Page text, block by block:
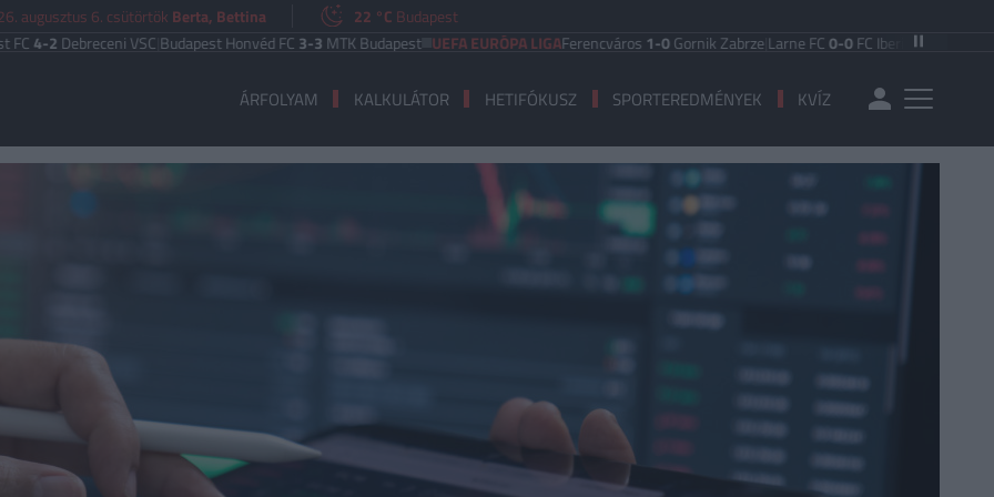
augusztus 6. csütörtök Berta, Bettina 22 °C Budapest
VSC|Budapest Honvéd FC3-3MTK Budapest UEFA EURÓPA LIGAFerencváros1-0Gornik Zabrze|Larne FC0-0FC Iberia 1999|Shamrock
ÁRFOLYAM KALKULÁTOR HETIFÓKUSZ SPORTEREDMÉNYEK KVÍZ